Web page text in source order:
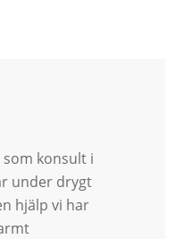
som konsult i
under drygt
hjälp vi har